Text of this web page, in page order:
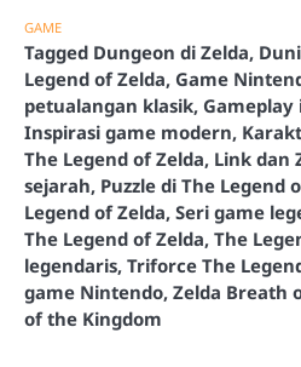
GAME
Tagged Dungeon di Zelda,
Legend of Zelda, Game
petualangan klasik,
Inspirasi game modern,
The Legend of Zelda, Link dan
sejarah, Puzzle di The Legend
Legend of Zelda, Seri game
The Legend of Zelda, The
legendaris, Triforce The
game Nintendo, Zelda Breath
of the Kingdom